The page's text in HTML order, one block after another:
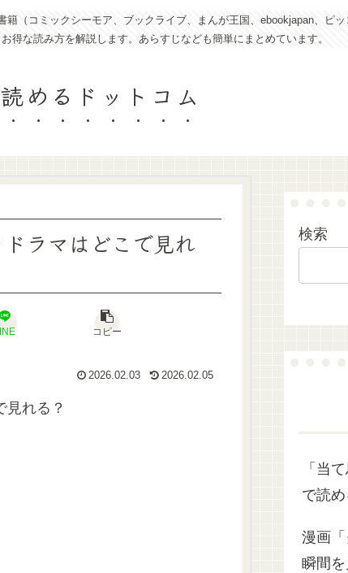
（コミックシーモア、ブックライブ、まんが王国、ebookjapan、ピッ
得な読み方を解説します。あらすじなども簡単にまとめています。
めるドットコム
ラマはどこで見れ
コピー
2026.02.03 2026.02.05
見れる？
検索
「当
で読
漫画
瞬間